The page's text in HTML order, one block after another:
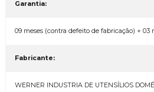
Garantia:
09 meses (contra defeito de fabricação) + 03
Fabricante:
WERNER INDUSTRIA DE UTENSÍLIOS